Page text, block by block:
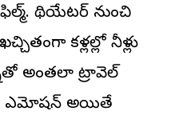
థియేటర్ నుంచి
కళ్లల్లో నీళ్లు
అంతలా ట్రావెల్
ఆ ఎమోషన్ అయితే